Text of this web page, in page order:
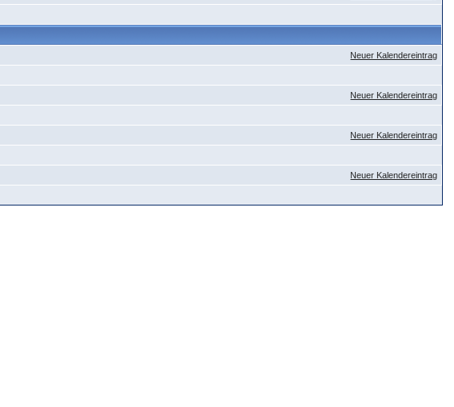
Neuer Kalendereintrag
Neuer Kalendereintrag
Neuer Kalendereintrag
Neuer Kalendereintrag